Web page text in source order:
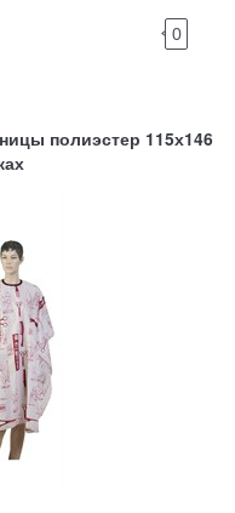
0
полиэстер 115х146